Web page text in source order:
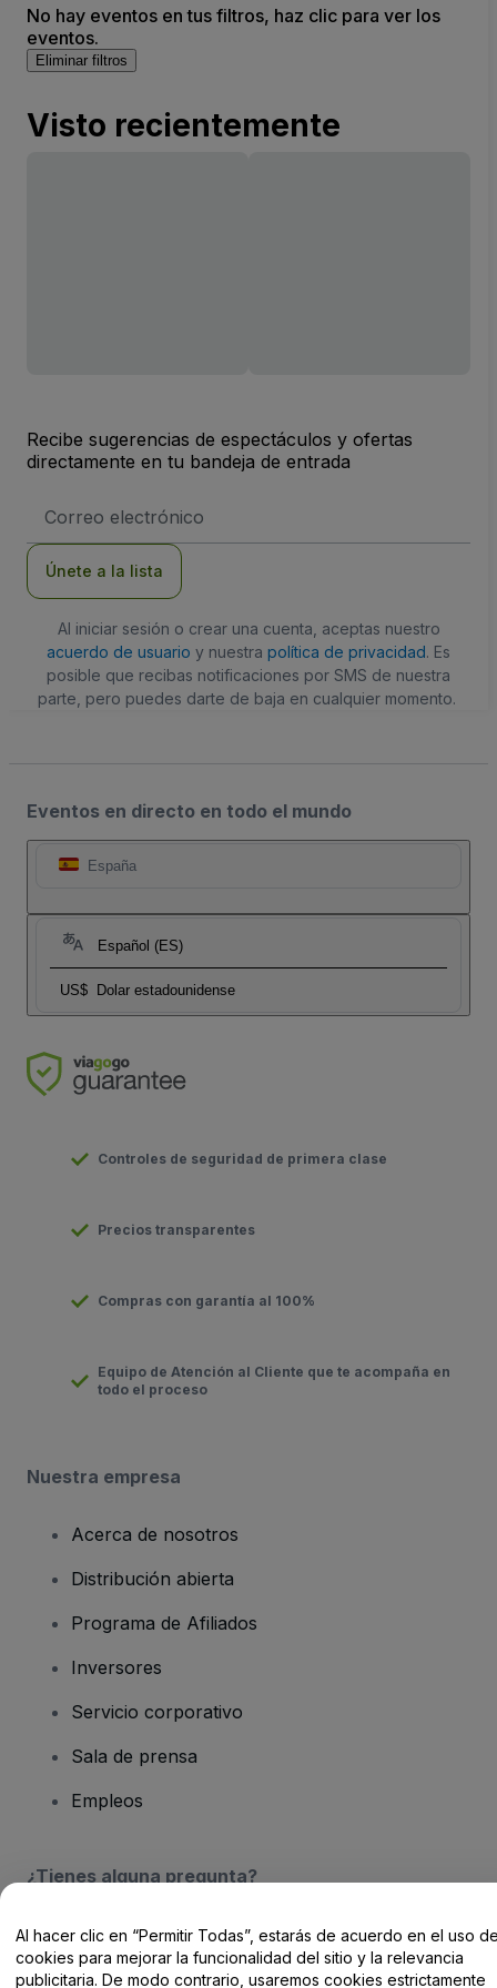
No hay eventos en tus filtros, haz clic para ver los
eventos.
Eliminar filtros
Visto recientemente
Recibe sugerencias de espectáculos y ofertas
directamente en tu bandeja de entrada
de
Únete a la lista
Al iniciar sesión o crear una cuenta, aceptas nuestro
acuerdo de usuario y nuestra política de privacidad. Es
posible que recibas notificaciones por SMS de nuestra
parte, pero puedes darte de baja en cualquier momento.
Eventos en directo en todo el mundo
España
Español (ES)
US$ Dolar estadounidense
Controles de seguridad de primera clase
Precios transparentes
Compras con garantía al 100%
Equipo de Atención al Cliente que te acompaña en
todo el proceso
Nuestra empresa
Acerca de nosotros
Distribución abierta
Programa de Afiliados
Inversores
Servicio corporativo
Sala de prensa
Empleos
¿Tienes alguna pregunta?
Centro de Ayuda / Contacto
Al hacer clic en “Permitir Todas”, estarás de acuerdo en el uso
cookies para mejorar la funcionalidad del sitio y la relevancia
publicitaria. De modo contrario, usaremos cookies estrictamente